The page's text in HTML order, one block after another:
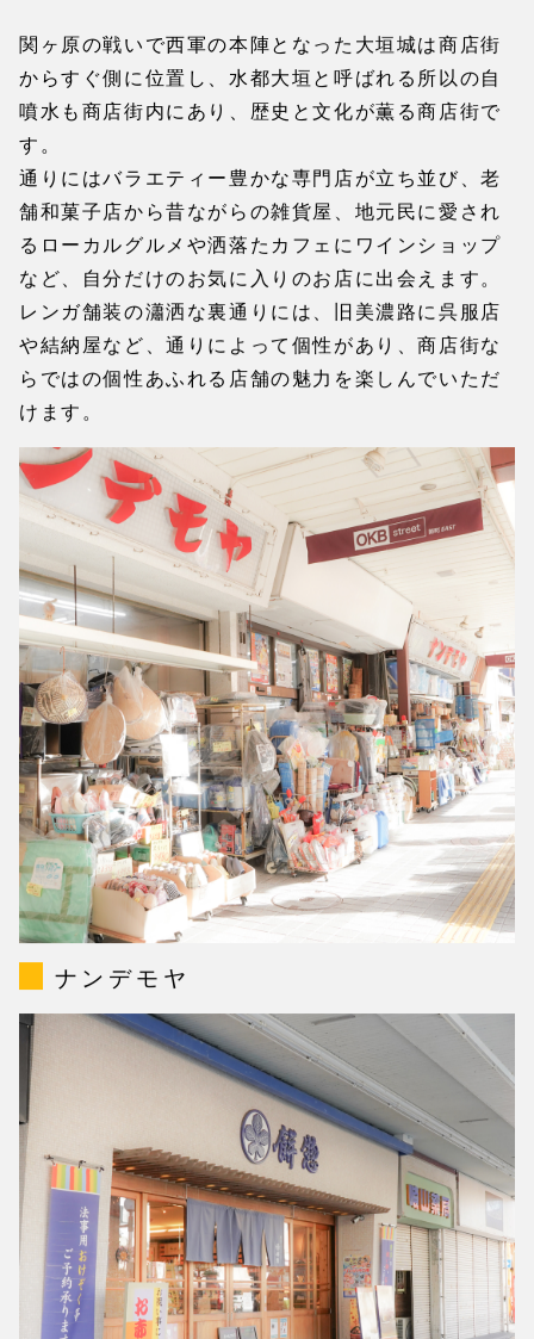
関ヶ原の戦いで西軍の本陣となった大垣城は商店街
からすぐ側に位置し、水都大垣と呼ばれる所以の自
噴水も商店街内にあり、歴史と文化が薫る商店街で
す。
通りにはバラエティー豊かな専門店が立ち並び、老
舗和菓子店から昔ながらの雑貨屋、地元民に愛され
るローカルグルメや洒落たカフェにワインショップ
など、自分だけのお気に入りのお店に出会えます。
レンガ舗装の瀟洒な裏通りには、旧美濃路に呉服店
や結納屋など、通りによって個性があり、商店街な
らではの個性あふれる店舗の魅力を楽しんでいただ
けます。
ナンデモヤ